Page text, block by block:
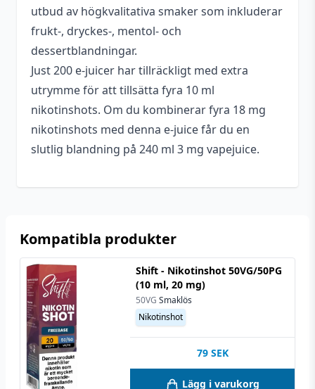
utbud av högkvalitativa smaker som inkluderar
frukt-, dryckes-, mentol- och
dessertblandningar.
Just 200 e-juicer har tillräckligt med extra
utrymme för att tillsätta fyra 10 ml
nikotinshots. Om du kombinerar fyra 18 mg
nikotinshots med denna e-juice får du en
slutlig blandning på 240 ml 3 mg vapejuice.
Kompatibla produkter
Shift - Nikotinshot 50VG/50PG
(10 ml, 20 mg)
50VG Smaklös
Nikotinshot
79 SEK
Lägg i varukorg